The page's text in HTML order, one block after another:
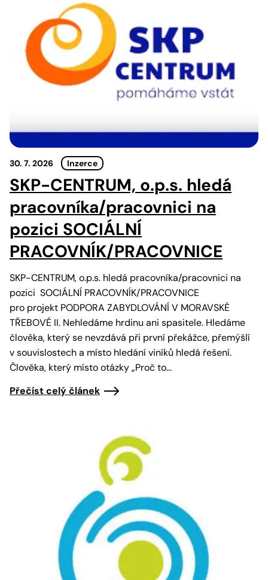
30. 7. 2026 Inzerce
SKP-CENTRUM, o.p.s. hledá
pracovníka/pracovnici na
pozici SOCIÁLNÍ
PRACOVNÍK/PRACOVNICE
SKP-CENTRUM, o.p.s. hledá pracovníka/pracovnici na
pozici SOCIÁLNÍ PRACOVNÍK/PRACOVNICE
pro projekt PODPORA ZABYDLOVÁNÍ V MORAVSKÉ
TŘEBOVÉ II. Nehledáme hrdinu ani spasitele. Hledáme
člověka, který se nevzdává při první překážce, přemýšlí
v souvislostech a místo hledání viníků hledá řešení.
Člověka, který místo otázky „Proč to…
Přečíst celý článek